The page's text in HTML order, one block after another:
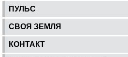
ПУЛЬС
СВОЯ ЗЕМЛЯ
КОНТАКТ